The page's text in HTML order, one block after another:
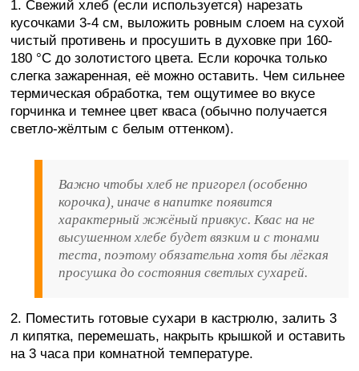
1. Свежий хлеб (если используется) нарезать
кусочками 3-4 см, выложить ровным слоем на сухой
чистый противень и просушить в духовке при 160-
180 °C до золотистого цвета. Если корочка только
слегка зажаренная, её можно оставить. Чем сильнее
термическая обработка, тем ощутимее во вкусе
горчинка и темнее цвет кваса (обычно получается
светло-жёлтым с белым оттенком).
Важно чтобы хлеб не пригорел (особенно
корочка), иначе в напитке появится
характерный жжёный привкус. Квас на не
высушенном хлебе будет вязким и с тонами
теста, поэтому обязательна хотя бы лёгкая
просушка до состояния светлых сухарей.
2. Поместить готовые сухари в кастрюлю, залить 3
л кипятка, перемешать, накрыть крышкой и оставить
на 3 часа при комнатной температуре.